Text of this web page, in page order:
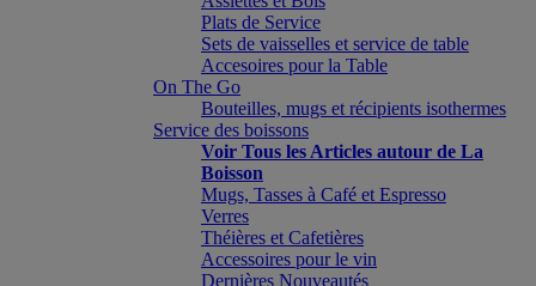
Plats de Service
Sets de vaisselles et service de table
Accesoires pour la Table
On The Go
Bouteilles, mugs et récipients isothermes
Service des boissons
Voir Tous les Articles autour de La
Boisson
Mugs, Tasses à Café et Espresso
Verres
Théières et Cafetières
Accessoires pour le vin
Dernières Nouveautés